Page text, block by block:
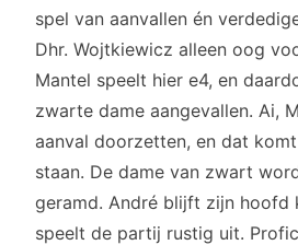
spel van aanvallen én
Dhr. Wojtkiewicz alleen oog
Mantel speelt hier e4, en
zwarte dame aangevallen. Ai,
aanval doorzetten, en dat
staan. De dame van zwart
geramd. André blijft zijn hoofd
speelt de partij rustig uit.